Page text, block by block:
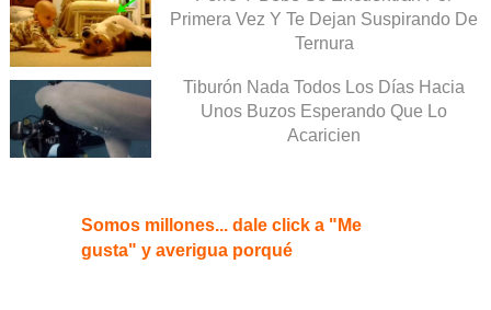
Primera Vez Y Te Dejan Suspirando De
Ternura
Tiburón Nada Todos Los Días Hacia
Unos Buzos Esperando Que Lo
Acaricien
Somos millones... dale click a "Me
gusta" y averigua porqué